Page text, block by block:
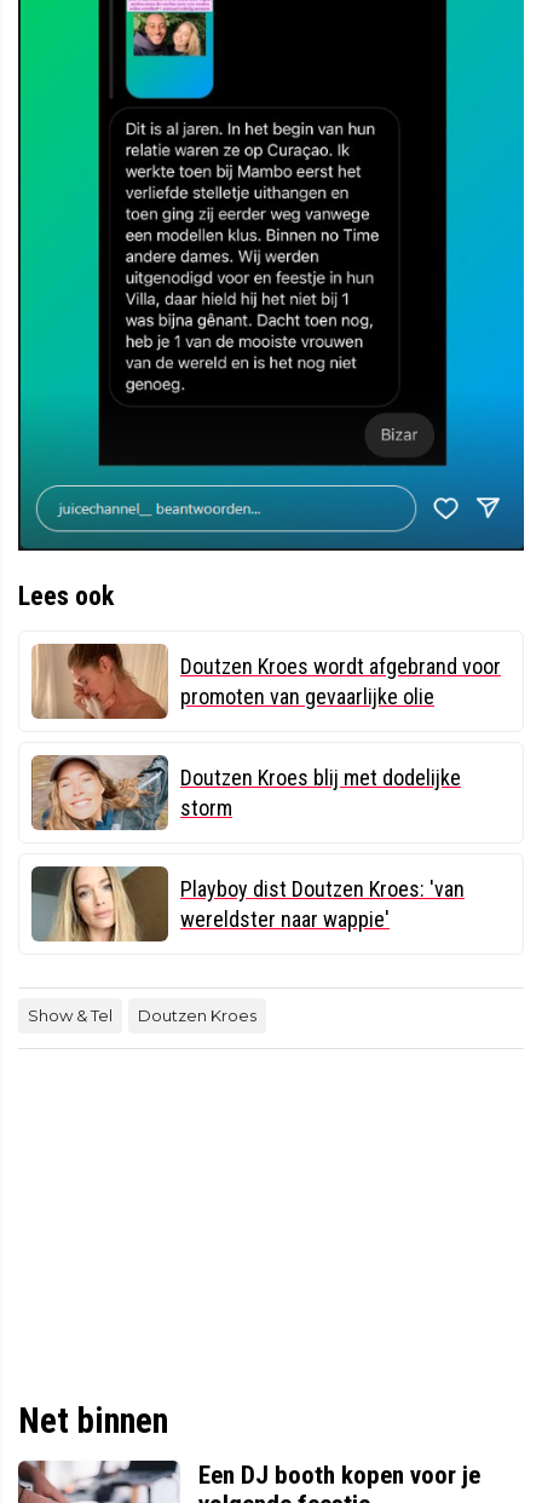
Lees ook
Doutzen Kroes wordt afgebrand voor
promoten van gevaarlijke olie
Doutzen Kroes blij met dodelijke
storm
Playboy dist Doutzen Kroes: 'van
wereldster naar wappie'
Show & Tel Doutzen Kroes
Net binnen
Een DJ booth kopen voor je